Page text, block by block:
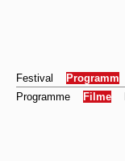
Festival Programm
Programme
Filme